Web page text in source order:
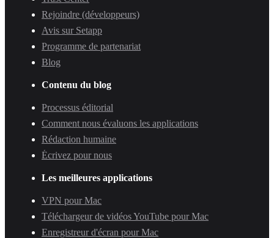
Rejoindre (développeurs)
Avis sur Setapp
Programme de partenariat
Blog
Contenu du blog
Processus éditorial
Comment nous évaluons les applications
Rédaction humaine
Écrivez pour nous
Les meilleures applications
VPN pour Mac
Téléchargeur de vidéos YouTube pour Mac
Enregistreur d'écran pour Mac